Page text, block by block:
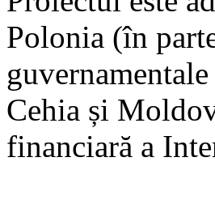
Polonia (în
Cehia și
financiară a